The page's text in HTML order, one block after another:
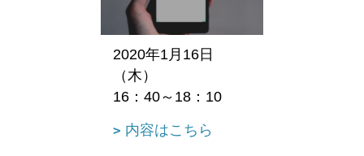
2020年1月16日
（木）
16：40～18：10
内容はこちら